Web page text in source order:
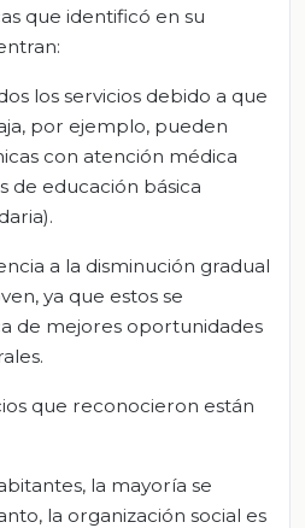
que identificó en su
los servicios debido a que
por ejemplo, pueden
con atención médica
de educación básica
a la disminución gradual
ya que estos se
de mejores oportunidades
que reconocieron están
la mayoría se
la organización social es